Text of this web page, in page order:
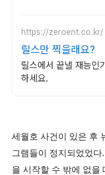
https://zeroent.co.kr/
릴스만 찍을래요?
릴스에서 끝낼 재능인
하세요.
세월호 사건이 있은 후
그램들이 정지되었었
을 시작할 수 밖에 없을